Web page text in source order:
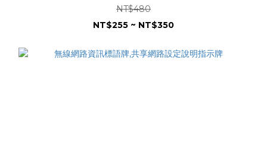
NT$480
NT$255 ~ NT$350